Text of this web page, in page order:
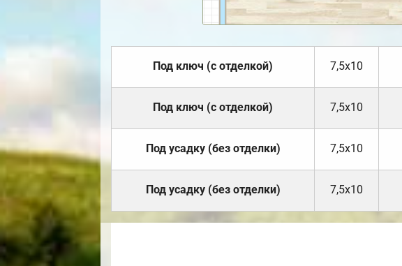
Под ключ (с отделкой) 7,5х10
Под ключ (с отделкой) 7,5х10
Под усадку (без отделки) 7,5х10
Под усадку (без отделки) 7,5х10